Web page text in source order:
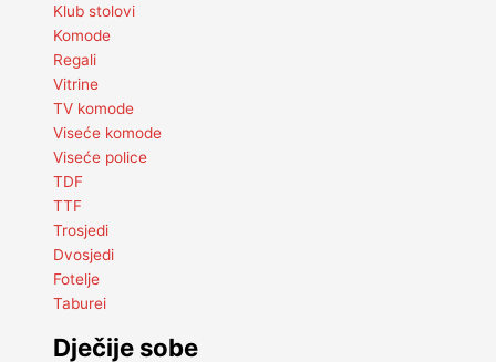
Klub stolovi
Komode
Regali
Vitrine
TV komode
Viseće komode
Viseće police
TDF
TTF
Trosjedi
Dvosjedi
Fotelje
Taburei
Dječije sobe